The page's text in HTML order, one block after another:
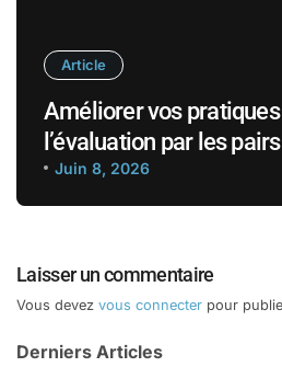
Article
Améliorer vos pratiques
l’évaluation par les pairs
Juin 8, 2026
Laisser un commentaire
Vous devez vous connecter pour
Derniers Articles